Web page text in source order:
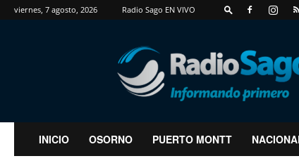
viernes, 7 agosto, 2026 Radio Sago EN VIVO
RadioSago
INICIO OSORNO PUERTO MONTT